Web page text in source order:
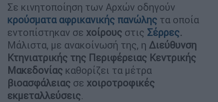
Σε κινητοποίηση των Αρχών οδηγούν
κρούσματα αφρικανικής πανώλης τα οποία
εντοπίστηκαν σε χοίρους στις Σέρρες.
Μάλιστα, με ανακοίνωσή της, η Διεύθυνση
Κτηνιατρικής της Περιφέρειας Κεντρικής
Μακεδονίας καθορίζει τα μέτρα
βιοασφάλειας σε χοιροτροφικές
εκμεταλλεύσεις.